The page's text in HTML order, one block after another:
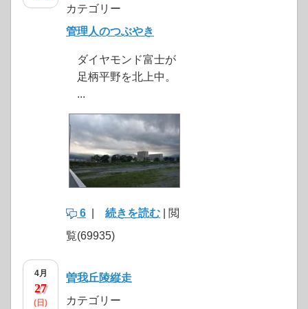
カテゴリー
管理人のつぶやき
ダイヤモンド富士が
足柄平野を北上中。
...
6 続きを読む | 閲
覧(69935)
4月
27
(日)
曽我丘陵縦走
カテゴリー